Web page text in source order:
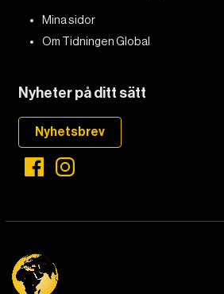
Mina sidor
Om Tidningen Global
Nyheter på ditt sätt
Nyhetsbrev